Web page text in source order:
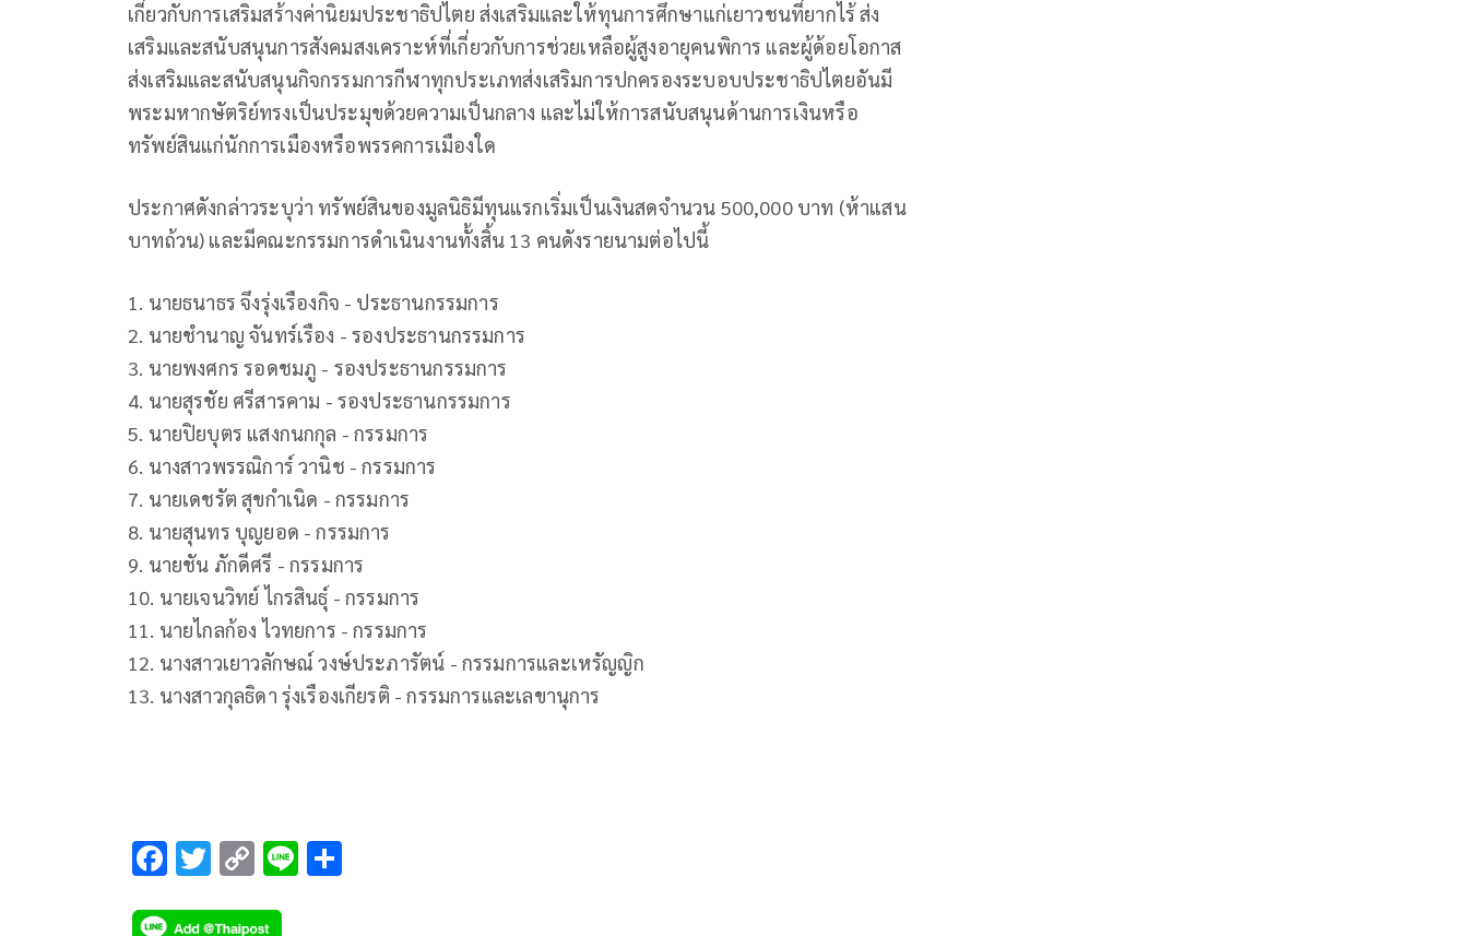
เกี่ยวกับการเสริมสร้างค่านิยมประชาธิปไตย ส่งเสริมและให้ทุนการศึกษาแก่เยาวชนที่ยากไร้ ส่ง
เสริมและสนับสนุนการสังคมสงเคราะห์ที่เกี่ยวกับการช่วยเหลือผู้สูงอายุคนพิการ และผู้ด้อยโอกาส
ส่งเสริมและสนับสนุนกิจกรรมการกีฬาทุกประเภทส่งเสริมการปกครองระบอบประชาธิปไตยอันมี
พระมหากษัตริย์ทรงเป็นประมุขด้วยความเป็นกลาง และไม่ให้การสนับสนุนด้านการเงินหรือ
ทรัพย์สินแก่นักการเมืองหรือพรรคการเมืองใด
ประกาศดังกล่าวระบุว่า ทรัพย์สินของมูลนิธิมีทุนแรกเริ่มเป็นเงินสดจำนวน 500,000 บาท (ห้าแสน
บาทถ้วน) และมีคณะกรรมการดำเนินงานทั้งสิ้น 13 คนดังรายนามต่อไปนี้
1. นายธนาธร จึงรุ่งเรืองกิจ - ประธานกรรมการ
2. นายชํานาญ จันทร์เรือง - รองประธานกรรมการ
3. นายพงศกร รอดชมภู - รองประธานกรรมการ
4. นายสุรชัย ศรีสารคาม - รองประธานกรรมการ
5. นายปิยบุตร แสงกนกกุล - กรรมการ
6. นางสาวพรรณิการ์ วานิช - กรรมการ
7. นายเดชรัต สุขกําเนิด - กรรมการ
8. นายสุนทร บุญยอด - กรรมการ
9. นายชัน ภักดีศรี - กรรมการ
10. นายเจนวิทย์ ไกรสินธุ์ - กรรมการ
11. นายไกลก้อง ไวทยการ - กรรมการ
12. นางสาวเยาวลักษณ์ วงษ์ประภารัตน์ - กรรมการและเหรัญญิก
13. นางสาวกุลธิดา รุ่งเรืองเกียรติ - กรรมการและเลขานุการ
F T C Li